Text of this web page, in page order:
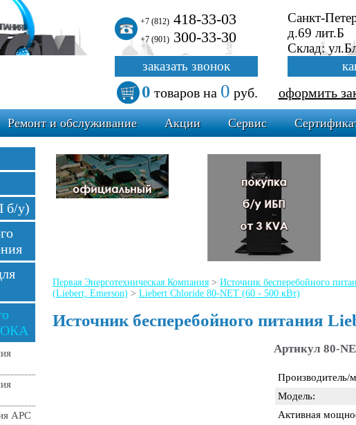
+7 (812)418-33-03
+7 (901)300-33-30
Санкт-
д.69 лит.Б
Склад:
заказать звонок
0 товаровна 0 руб. оформить
Ремонт и обслуживание Акции Сервис
Первая Энерготехническая Компания>Источник бесперебойного
(Liebert, Emerson) > Liebert Chloride 80-NET (60 - 500 кВт)
Источник бесперебойного питания
Артикул 80-
Производитель/
Модель:
Активная
б/у)
APC